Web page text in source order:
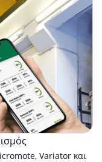
Variator και